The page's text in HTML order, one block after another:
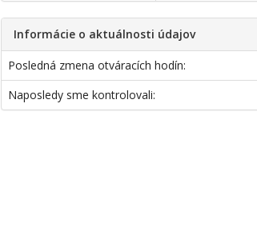
Informácie o aktuálnosti údajov
Posledná zmena otváracích hodín:
Naposledy sme kontrolovali: